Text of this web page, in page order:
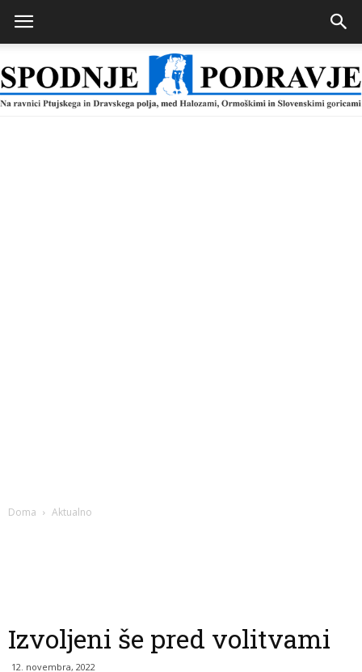
Doma Aktualno
Izvoljeni še pred volitvami
12. novembra, 2022